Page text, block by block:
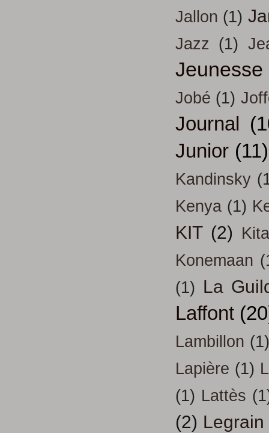
Jallon (1)
Jazz (1)
Jeunesse
Jobé (1)
Journal
Junior (11)
Kandinsky
Kenya (1)
KIT (2)
Konemaan
(1) La
Laffont
Lambillon (1)
Lapière (1)
(1) Lattès
(2) Legrain